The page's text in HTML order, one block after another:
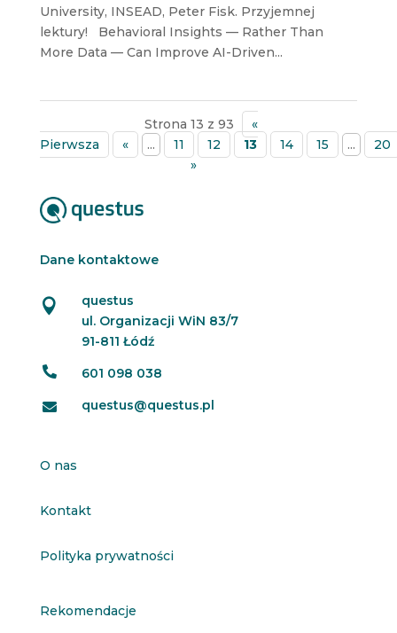
University, INSEAD, Peter Fisk. Przyjemnej
lektury! Behavioral Insights — Rather Than
More Data — Can Improve AI-Driven...
Strona 13 z 93
«
Pierwsza
« ... 11 12 13 14 15 ...
20
»
Dane kontaktowe

questus
ul. Organizacji WiN 83/7
91-811 Łódź
 601 098 038
 questus@questus.pl
O nas
Kontakt
Polityka prywatności
Rekomendacje